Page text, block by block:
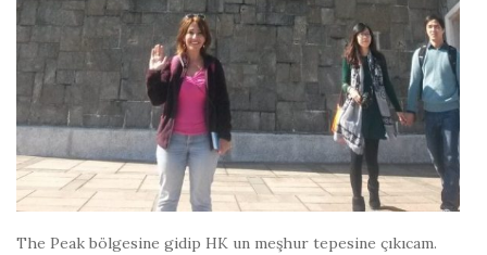
The Peak bölgesine gidip HK un meşhur tepesine çıkıcam.